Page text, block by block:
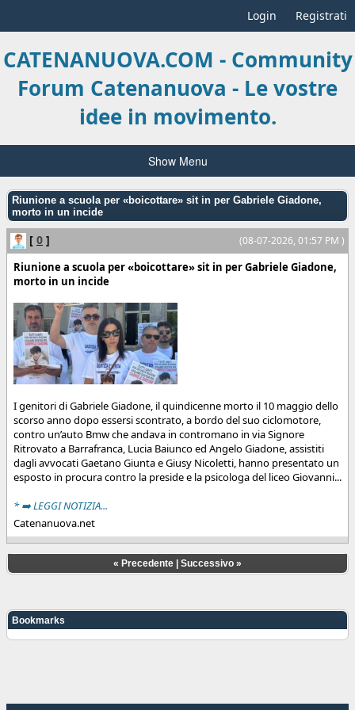
Login Registrati
CATENANUOVA.COM - Community
Forum Catenanuova - Le vostre
idee in movimento.
Show Menu
Riunione a scuola per «boicottare» sit in per Gabriele Giadone,
morto in un incide
(08-07-2026, 01:57 PM )
[ 0 ]
Riunione a scuola per «boicottare» sit in per Gabriele Giadone,
morto in un incide
I genitori di Gabriele Giadone, il quindicenne morto il 10 maggio dello
scorso anno dopo essersi scontrato, a bordo del suo ciclomotore,
contro un’auto Bmw che andava in contromano in via Signore
Ritrovato a Barrafranca, Lucia Baiunco ed Angelo Giadone, assistiti
dagli avvocati Gaetano Giunta e Giusy Nicoletti, hanno presentato un
esposto in procura contro la preside e la psicologa del liceo Giovanni...
* ➡️ LEGGI NOTIZIA...
Catenanuova.net
« Precedente Successivo »
Bookmarks